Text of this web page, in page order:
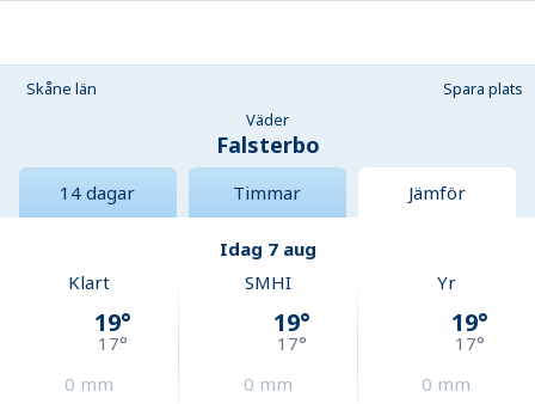
Skåne län
Spara plats
Väder
Falsterbo
14 dagar Timmar Jämför
Idag 7 aug
Klart
19°
17°
0 mm
SMHI
19°
17°
0 mm
Yr
19°
17°
0 mm